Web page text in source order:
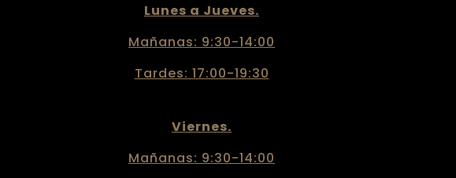
Lunes a Jueves.
Mañanas: 9:30-14:00
Tardes: 17:00-19:30
Viernes.
Mañanas: 9:30-14:00